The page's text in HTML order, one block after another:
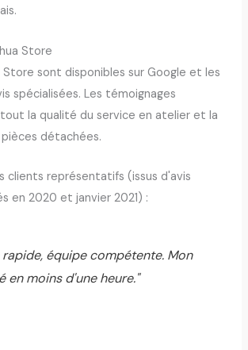
Store
Store sont disponibles sur Google et les
spécialisées. Les témoignages
la qualité du service en atelier et la
détachées.
clients représentatifs (issus d'avis
en 2020 et janvier 2021) :
rapide, équipe compétente. Mon
en moins d'une heure."